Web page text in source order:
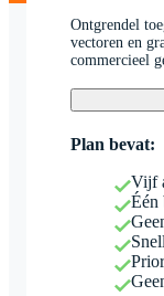
Ontgrendel
vectoren en
commercieel
Plan bevat:
Vijf
Één